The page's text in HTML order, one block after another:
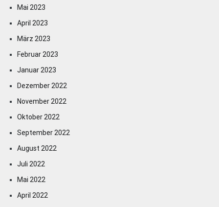
Mai 2023
April 2023
März 2023
Februar 2023
Januar 2023
Dezember 2022
November 2022
Oktober 2022
September 2022
August 2022
Juli 2022
Mai 2022
April 2022